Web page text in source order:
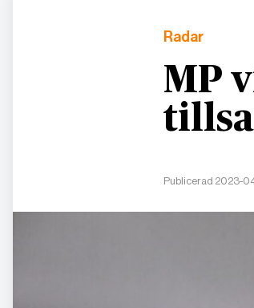
Radar
MP
Publicerad 2023-